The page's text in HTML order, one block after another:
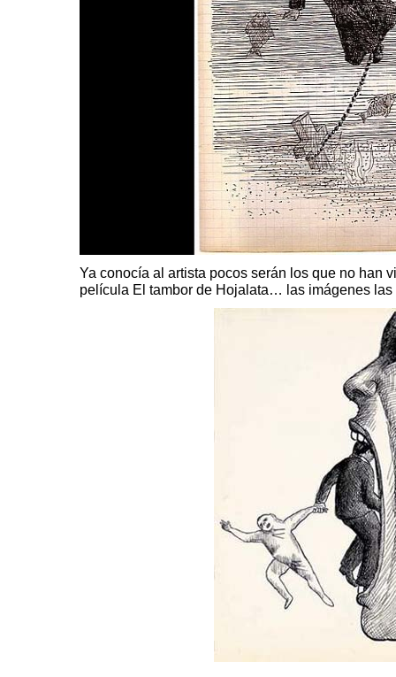
Ya conocía al artista pocos serán los que no han
película El tambor de Hojalata… las imágenes